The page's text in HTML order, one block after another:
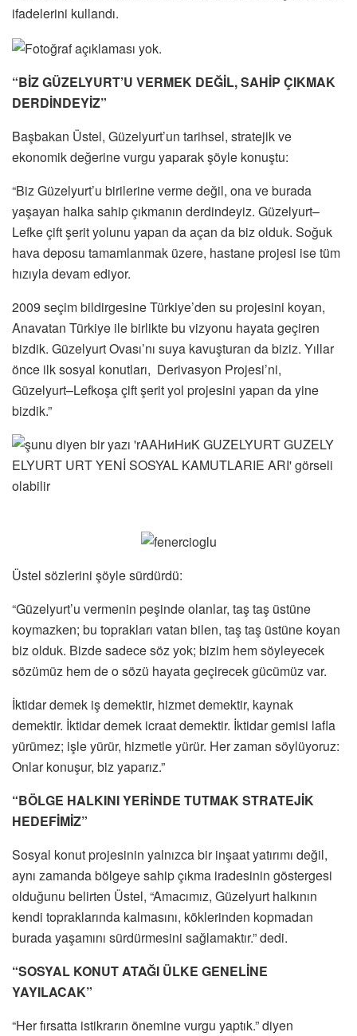
ifadelerini kullandı.
“BİZ GÜZELYURT’U VERMEK DEĞİL, SAHİP ÇIKMAK
DERDİNDEYİZ”
Başbakan Üstel, Güzelyurt’un tarihsel, stratejik ve
ekonomik değerine vurgu yaparak şöyle konuştu:
“Biz Güzelyurt’u birilerine verme değil, ona ve burada
yaşayan halka sahip çıkmanın derdindeyiz. Güzelyurt–
Lefke çift şerit yolunu yapan da açan da biz olduk. Soğuk
hava deposu tamamlanmak üzere, hastane projesi ise tüm
hızıyla devam ediyor.
2009 seçim bildirgesine Türkiye’den su projesini koyan,
Anavatan Türkiye ile birlikte bu vizyonu hayata geçiren
bizdik. Güzelyurt Ovası’nı suya kavuşturan da biziz. Yıllar
önce ilk sosyal konutları, Derivasyon Projesi’ni,
Güzelyurt–Lefkoşa çift şerit yol projesini yapan da yine
bizdik.”
Üstel sözlerini şöyle sürdürdü:
“Güzelyurt’u vermenin peşinde olanlar, taş taş üstüne
koymazken; bu toprakları vatan bilen, taş taş üstüne koyan
biz olduk. Bizde sadece söz yok; bizim hem söyleyecek
sözümüz hem de o sözü hayata geçirecek gücümüz var.
İktidar demek iş demektir, hizmet demektir, kaynak
demektir. İktidar demek icraat demektir. İktidar gemisi lafla
yürümez; işle yürür, hizmetle yürür. Her zaman söylüyoruz:
Onlar konuşur, biz yaparız.”
“BÖLGE HALKINI YERİNDE TUTMAK STRATEJİK
HEDEFİMİZ”
Sosyal konut projesinin yalnızca bir inşaat yatırımı değil,
aynı zamanda bölgeye sahip çıkma iradesinin göstergesi
olduğunu belirten Üstel, “Amacımız, Güzelyurt halkının
kendi topraklarında kalmasını, köklerinden kopmadan
burada yaşamını sürdürmesini sağlamaktır.” dedi.
“SOSYAL KONUT ATAĞI ÜLKE GENELİNE
YAYILACAK”
“Her fırsatta istikrarın önemine vurgu yaptık.” diyen